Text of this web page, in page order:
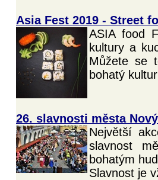
Asia Fest 2019 - Street
ASIA food
kultury a
Můžete se
bohatý
26. slavnosti města
Největší
slavnost
bohatým
Slavnost je